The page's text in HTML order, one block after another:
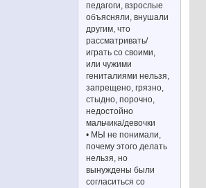
педагоги, взрослые
объясняли, внушали
другим, что
рассматривать/
играть со своими,
или чужими
гениталиями нельзя,
запрещено, грязно,
стыдно, порочно,
недостойно
мальчика/девочки
• МЫ не понимали,
почему этого делать
нельзя, но
вынуждены были
согласиться со